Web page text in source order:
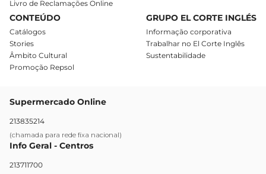
Livro de Reclamações Online
CONTEÚDO
Catálogos
Stories
Âmbito Cultural
Promoção Repsol
GRUPO EL CORTE INGLÉS
Informação corporativa
Trabalhar no El Corte Inglês
Sustentabilidade
Supermercado Online
213835214
(chamada para rede fixa nacional)
Info Geral - Centros
213711700